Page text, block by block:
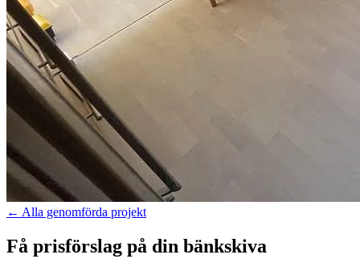
← Alla genomförda projekt
Få prisförslag på din bänkskiva